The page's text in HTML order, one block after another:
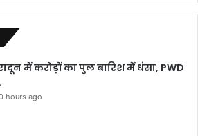
में करोड़ों का पुल बारिश में धंसा, PWD
hours ago